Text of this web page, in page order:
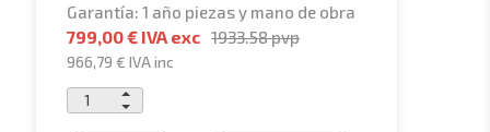
Garantía: 1 año piezas y mano de obra
799,00 € IVA exc 1933.58pvp
966,79 €IVA inc